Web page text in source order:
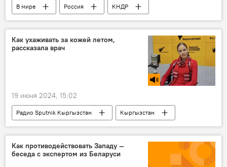
В мире Россия
КНДР
Владимир Путин
Ким Чен Ын
подпись
Госвизит Путина в КНДР
Как ухаживать за кожей летом,
рассказала врач
19 июня 2024, 15:02
Радио Sputnik Кыргызстан
Кыргызстан
загар
кожа
уход
дерматолог
лето
Кристина Сараева
Как противодействовать Западу —
беседа с экспертом из Беларуси